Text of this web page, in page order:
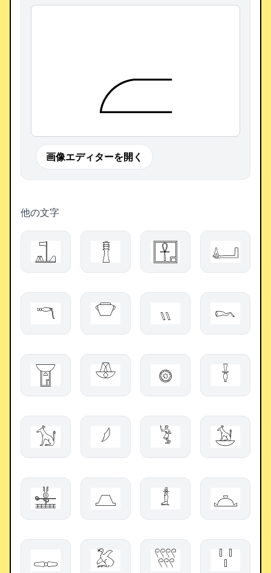
𓐞
画像エディターを開く
他の文字
𓊻 𓊽 𓉢 𓂞
𓎔 𓎵 𓏭 𓄘
𓉠 𓎴 𓊗 𓌣
𓃩 𓆪 𓀥 𓃪
𓈸 𓉵 𓁯 𓈏
𓋉 𓅷 𓍨 𓏩